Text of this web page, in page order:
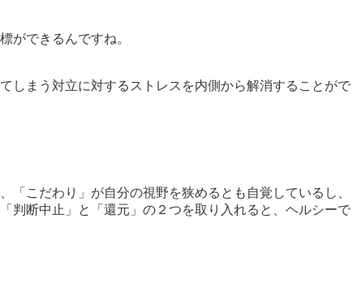
ができるんですね。
しまう対立に対するストレスを内側から解消することがで
こだわり」が自分の視野を狭めるとも自覚しているし、
判断中止」と「還元」の２つを取り入れると、ヘルシーで